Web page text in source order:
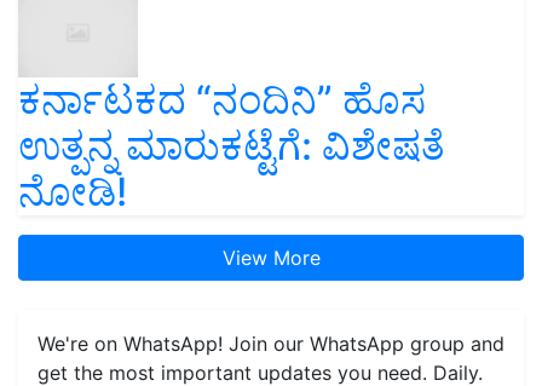
ಕರ್ನಾಟಕದ “ನಂದಿನಿ” ಹೊಸ
ಉತ್ಪನ್ನ ಮಾರುಕಟ್ಟೆಗೆ: ವಿಶೇಷತೆ
ನೋಡಿ!
View More
We're on WhatsApp! Join our WhatsApp group and
get the most important updates you need. Daily.